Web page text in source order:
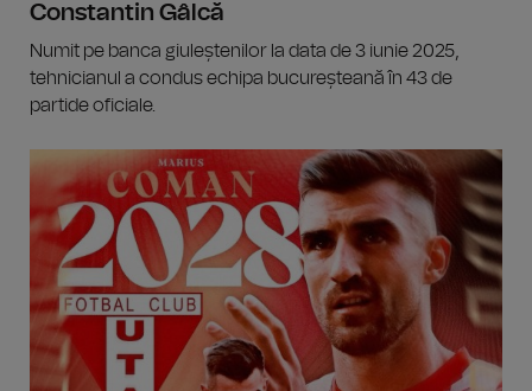
Constantin Gâlcă
Numit pe banca giuleștenilor la data de 3 iunie 2025,
tehnicianul a condus echipa bucureșteană în 43 de
partide oficiale.